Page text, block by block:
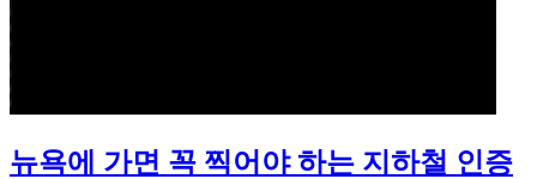
뉴욕에 가면 꼭 찍어야 하는 지하철 인증